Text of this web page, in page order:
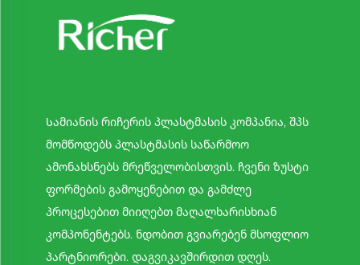
Სამიანის რიჩერის პლასტმასის კომპანია, შპს
მომწოდებს პლასტმასის საწარმოო
ამონახსნებს მრეწველობისთვის. ჩვენი ზუსტი
ფორმების გამოყენებით და გამძლე
პროცესებით მიიღებთ მაღალხარისხიან
კომპონენტებს. ნდობით გვიარებენ მსოფლიო
პარტნიორები. დაგვიკავშირდით დღეს.